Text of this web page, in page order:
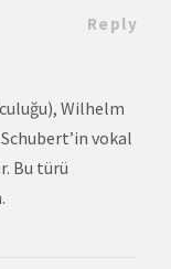
Reply
Wilhelm
vokal
Bu türü